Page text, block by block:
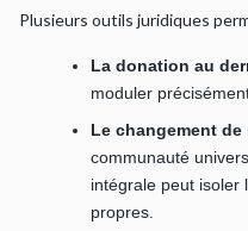
Plusieurs outils juridiques
La donation au
moduler
Le changement
communauté
intégrale peut isoler
propres.